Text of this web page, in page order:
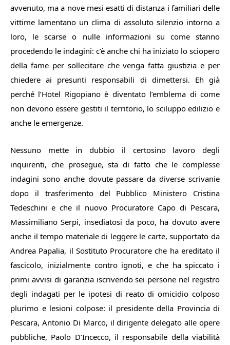
avvenuto, ma a nove mesi esatti di distanza i familiari delle
vittime lamentano un clima di assoluto silenzio intorno a
loro, le scarse o nulle informazioni su come stanno
procedendo le indagini: c’è anche chi ha iniziato lo sciopero
della fame per sollecitare che venga fatta giustizia e per
chiedere ai presunti responsabili di dimettersi. Eh già
perché l’Hotel Rigopiano è diventato l’emblema di come
non devono essere gestiti il territorio, lo sciluppo edilizio e
anche le emergenze.
Nessuno mette in dubbio il certosino lavoro degli
inquirenti, che prosegue, sta di fatto che le complesse
indagini sono anche dovute passare da diverse scrivanie
dopo il trasferimento del Pubblico Ministero Cristina
Tedeschini e che il nuovo Procuratore Capo di Pescara,
Massimiliano Serpi, insediatosi da poco, ha dovuto avere
anche il tempo materiale di leggere le carte, supportato da
Andrea Papalia, il Sostituto Procuratore che ha ereditato il
fascicolo, inizialmente contro ignoti, e che ha spiccato i
primi avvisi di garanzia iscrivendo sei persone nel registro
degli indagati per le ipotesi di reato di omicidio colposo
plurimo e lesioni colpose: il presidente della Provincia di
Pescara, Antonio Di Marco, il dirigente delegato alle opere
pubbliche, Paolo D’Incecco, il responsabile della viabilità